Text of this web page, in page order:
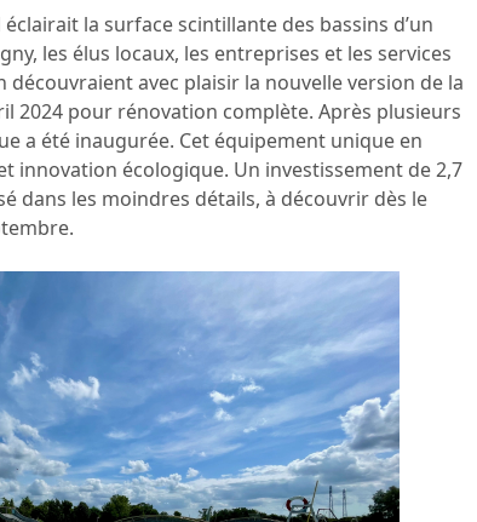
la surface scintillante des bassins d’un
les élus locaux, les entreprises et les services
découvraient avec plaisir la nouvelle version de la
2024 pour rénovation complète. Après plusieurs
a été inaugurée. Cet équipement unique en
innovation écologique. Un investissement de 2,7
dans les moindres détails, à découvrir dès le